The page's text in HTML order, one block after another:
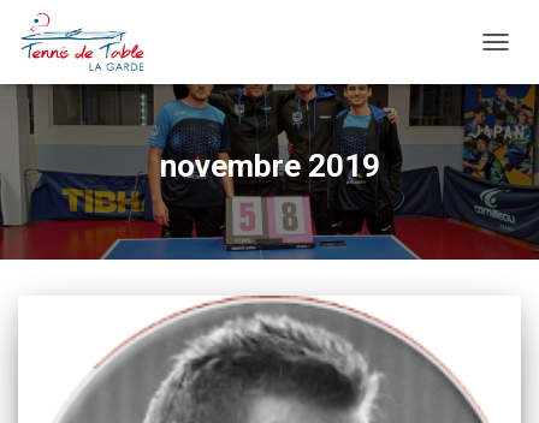
novembre 2019